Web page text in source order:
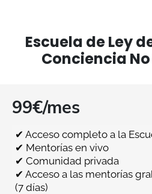
Escuela de Ley
Conciencia No
99€/mes
✔ Acceso completo a la
✔ Mentorías en vivo
✔ Comunidad privada
✔ Acceso a las mentorías
(7 días)